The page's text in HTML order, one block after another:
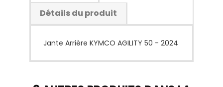
Détails du produit
Jante Arrière KYMCO AGILITY 50 - 2024